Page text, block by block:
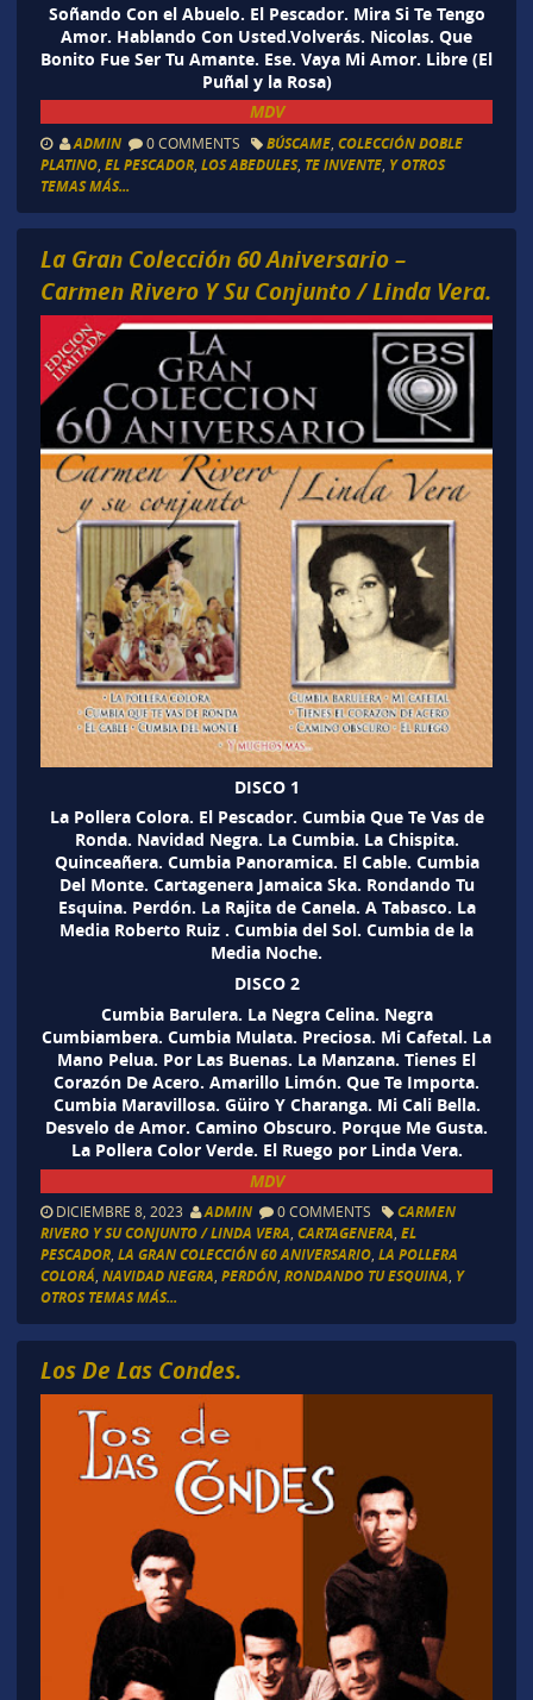
Soñando Con el Abuelo. El Pescador. Mira Si Te Tengo
Amor. Hablando Con Usted.Volverás. Nicolas. Que
Bonito Fue Ser Tu Amante. Ese. Vaya Mi Amor. Libre (El
Puñal y la Rosa)
MDV
ADMIN 0 COMMENTS BÚSCAME, COLECCIÓN DOBLE
PLATINO, EL PESCADOR, LOS ABEDULES, TE INVENTE, Y OTROS
TEMAS MÁS...
La Gran Colección 60 Aniversario –
Carmen Rivero Y Su Conjunto / Linda Vera.
DISCO 1
La Pollera Colora. El Pescador. Cumbia Que Te Vas de
Ronda. Navidad Negra. La Cumbia. La Chispita.
Quinceañera. Cumbia Panoramica. El Cable. Cumbia
Del Monte. Cartagenera Jamaica Ska. Rondando Tu
Esquina. Perdón. La Rajita de Canela. A Tabasco. La
Media Roberto Ruiz . Cumbia del Sol. Cumbia de la
Media Noche.
DISCO 2
Cumbia Barulera. La Negra Celina. Negra
Cumbiambera. Cumbia Mulata. Preciosa. Mi Cafetal. La
Mano Pelua. Por Las Buenas. La Manzana. Tienes El
Corazón De Acero. Amarillo Limón. Que Te Importa.
Cumbia Maravillosa. Güiro Y Charanga. Mi Cali Bella.
Desvelo de Amor. Camino Obscuro. Porque Me Gusta.
La Pollera Color Verde. El Ruego por Linda Vera.
MDV
DICIEMBRE 8, 2023 ADMIN 0 COMMENTS
CARMEN
RIVERO Y SU CONJUNTO / LINDA VERA, CARTAGENERA, EL
PESCADOR, LA GRAN COLECCIÓN 60 ANIVERSARIO, LA POLLERA
COLORÁ, NAVIDAD NEGRA, PERDÓN, RONDANDO TU ESQUINA, Y
OTROS TEMAS MÁS...
Los De Las Condes.